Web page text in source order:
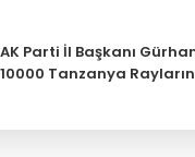
AK Parti İl Başkanı
10000 Tanzanya